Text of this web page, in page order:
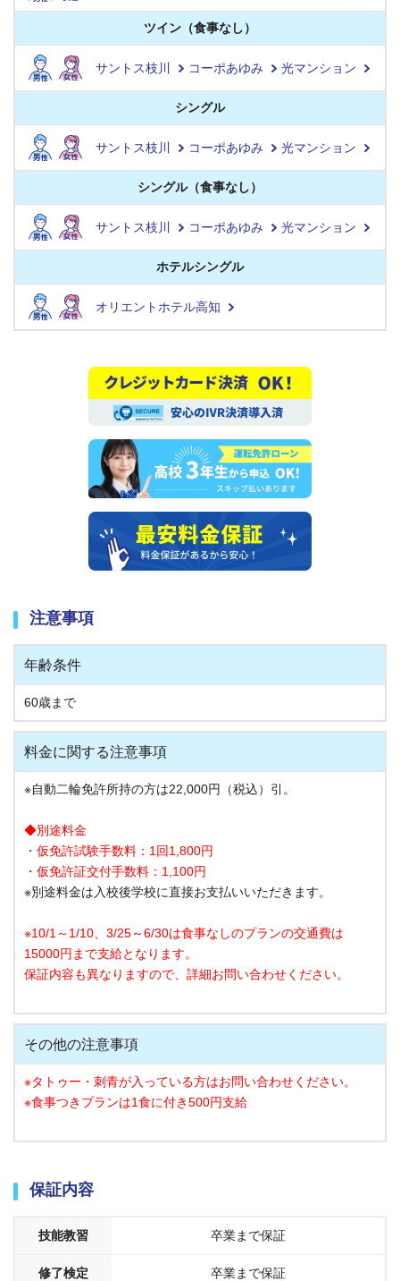
ツイン（食事なし）
サントス枝川 コーポあゆみ 光マンション
シングル
サントス枝川 コーポあゆみ 光マンション
シングル（食事なし）
サントス枝川 コーポあゆみ 光マンション
ホテルシングル
オリエントホテル高知
注意事項
年齢条件
60歳まで
料金に関する注意事項
※自動二輪免許所持の方は22,000円（税込）引。
◆別途料金
・仮免許試験手数料：1回1,800円
・仮免許証交付手数料：1,100円
※別途料金は入校後学校に直接お支払いいただきます。
※10/1～1/10、3/25～6/30は食事なしのプランの交通費は
15000円まで支給となります。
保証内容も異なりますので、詳細お問い合わせください。
その他の注意事項
※タトゥー・刺青が入っている方はお問い合わせください。
※食事つきプランは1食に付き500円支給
保証内容
技能教習 卒業まで保証
修了検定 卒業まで保証